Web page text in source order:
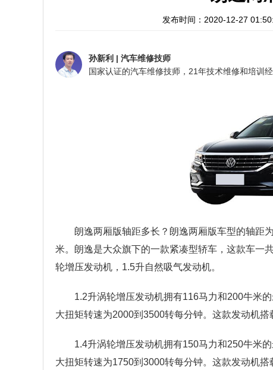
发布时间：2020-12-27
孙新利 | 汽车维修技师
朗逸两厢版轴距多长？ 朗逸两厢版车型的轴距
米。朗逸是大众旗下的一款紧凑型轿车，这款车一
轮增压发动机，1.5升自然吸气发动机。
1.2升涡轮增压发动机拥有116马力和200牛米
大扭矩转速为2000到3500转每分钟。这款发动机
1.4升涡轮增压发动机拥有150马力和250牛米
大扭矩转速为1750到3000转每分钟。这款发动机